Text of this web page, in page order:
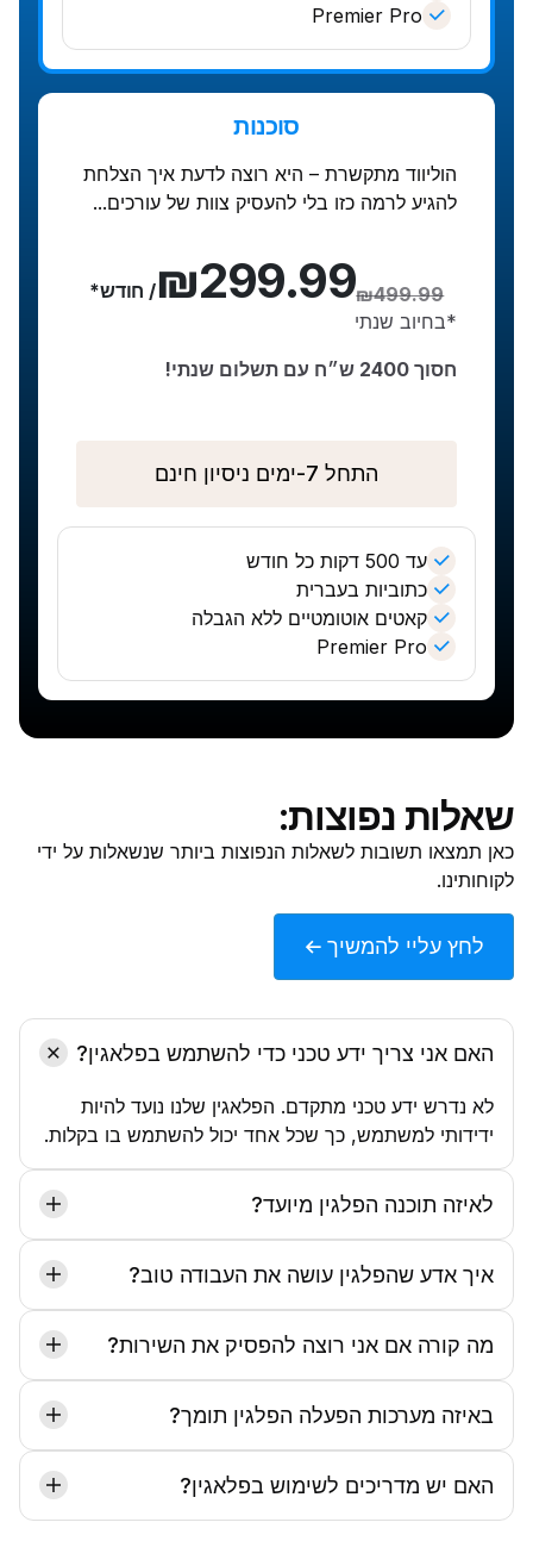
Premier Pro
סוכנות
הוליווד מתקשרת – היא רוצה לדעת איך הצלחת
להגיע לרמה כזו בלי להעסיק צוות של עורכים...
₪499.99
₪299.99/ חודש*
*בחיוב שנתי
חסוך 2400 ש״ח עם תשלום שנתי!
התחל 7-ימים ניסיון חינם
עד 500 דקות כל חודש
כתוביות בעברית
קאטים אוטומטיים ללא הגבלה
Premier Pro
שאלות נפוצות:
כאן תמצאו תשובות לשאלות הנפוצות ביותר שנשאלות על ידי
לקוחותינו.
לחץ עליי להמשיך
האם אני צריך ידע טכני כדי להשתמש בפלאגין?
לא נדרש ידע טכני מתקדם. הפלאגין שלנו נועד להיות
ידידותי למשתמש, כך שכל אחד יכול להשתמש בו בקלות.
לאיזה תוכנה הפלגין מיועד?
הפלאגין מיועד לשימוש, נכון לעכשיו רק לפרמייר פרו.
איך אדע שהפלגין עושה את העבודה טוב?
כאשר אתה נרשם, תקבל דקות חינם שיאפשרו לך
להתרשם מהפלאגין ולוודא שהוא עונה על הציפיות שלך.
מה קורה אם אני רוצה להפסיק את השירות?
אין התחייבות לשירות, ואתה יכול להפסיק את השימוש
בכל עת שתרצה, ללא כל מגבלה.
באיזה מערכות הפעלה הפלגין תומך?
הפלאגין תומך במערכות ההפעלה ווינדוס ומאק.
האם יש מדריכים לשימוש בפלאגין?
כן, אנו מציעים מדריכים מקוונים כדי לעזור לך להתחיל.